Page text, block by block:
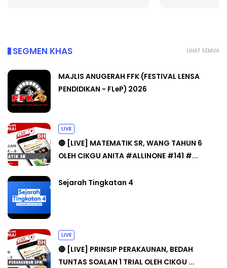
LIHAT SEMUA
SEGMEN KHAS
MAJLIS ANUGERAH FFK (FESTIVAL LENSA
PENDIDIKAN - FLeP) 2026
LIVE
🔴 [LIVE] MATEMATIK SR, WANG TAHUN 6
OLEH CIKGU ANITA #ALLINONE #141 #...
Sejarah Tingkatan 4
LIVE
🔴 [LIVE] PRINSIP PERAKAUNAN, BEDAH
TUNTAS SOALAN 1 TRIAL OLEH CIKGU ...